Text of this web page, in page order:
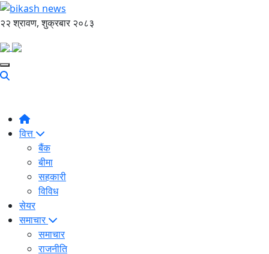
२२ श्रावण, शुक्रबार २०८३
वित्त
बैंक
बीमा
सहकारी
विविध
सेयर
समाचार
समाचार
राजनीति